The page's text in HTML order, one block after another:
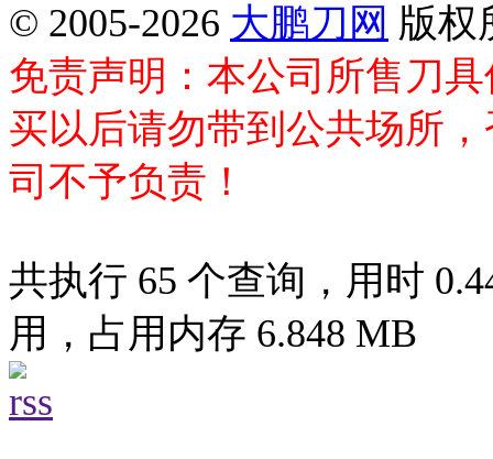
© 2005-2026 大鹏刀网 版权
免责声明：本公司所售刀
买以后请勿带到公共场所
司不予负责！
共执行 65 个查询，用时
用，占用内存 6.848 MB